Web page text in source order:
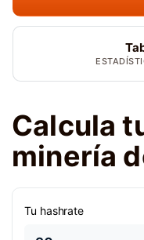
Calcula
minería
Tu hashrate